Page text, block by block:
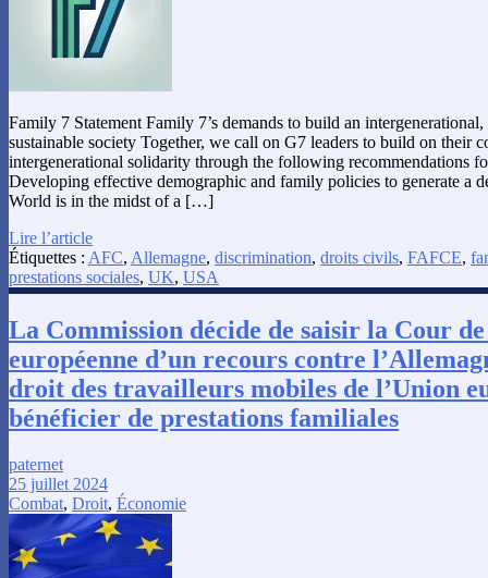
Family 7 Statement Family 7’s demands to build an
sustainable society Together, we call on G7 leaders to build on their
intergenerational solidarity through the following recommendations
Developing effective demographic and family policies to generate a
World is in the midst of a […]
Lire l’article
Étiquettes : AFC, Allemagne, discrimination, droits civils, FAFCE,
prestations sociales, UK, USA
La Commission décide de saisir la Cour
européenne d’un recours contre
droit des travailleurs mobiles de l’Union
bénéficier de prestations familiales
paternet
25 juillet 2024
Combat, Droit, Économie